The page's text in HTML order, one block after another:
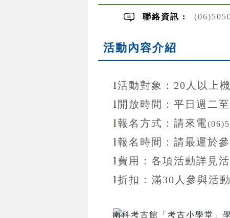
聯絡資訊 :
活動內容介紹
l活動對象：20 人以上
l 開放時間： 平日週二至
l報名方式： 請來電
l報名 時間： 請最遲於
l 費用：各項活動詳見
l折扣 ：滿30 人參與活